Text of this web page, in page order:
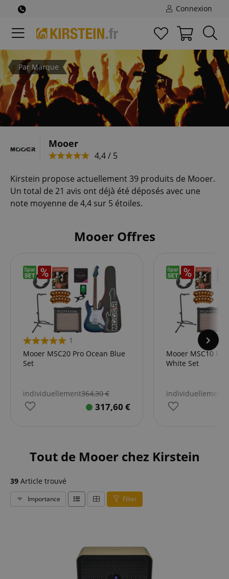
Connexion
Par Marque
Mooer
4,4 / 5
Kirstein propose actuellement 39 produits de Mooer.
Un total de 21 avis ont déjà été déposés avec une
note moyenne de 4,4 sur 5 étoiles.
Mooer Offres
1
Mooer MSC20 Pro Ocean Blue
Set
individuellement364,30€
317,60 €
Mooer MSC10
White Set
individuellement
Tout de Mooer chez Kirstein
39 Article trouvé
Importance Filter